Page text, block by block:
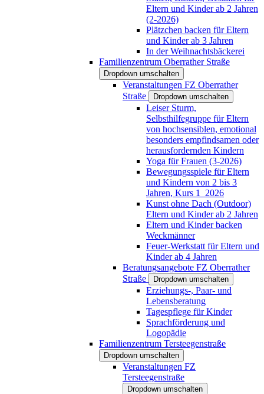
Eltern und Kinder ab 2 Jahren
(2-2026)
Plätzchen backen für Eltern
und Kinder ab 3 Jahren
In der Weihnachtsbäckerei
Familienzentrum Oberrather Straße
Dropdown umschalten
Veranstaltungen FZ Oberrather
Straße
Dropdown umschalten
Leiser Sturm,
Selbsthilfegruppe für Eltern
von hochsensiblen, emotional
besonders empfindsamen oder
herausfordernden Kindern
Yoga für Frauen (3-2026)
Bewegungsspiele für Eltern
und Kindern von 2 bis 3
Jahren, Kurs 1_2026
Kunst ohne Dach (Outdoor)
Eltern und Kinder ab 2 Jahren
Eltern und Kinder backen
Weckmänner
Feuer-Werkstatt für Eltern und
Kinder ab 4 Jahren
Beratungsangebote FZ Oberrather
Straße
Dropdown umschalten
Erziehungs-, Paar- und
Lebensberatung
Tagespflege für Kinder
Sprachförderung und
Logopädie
Familienzentrum Tersteegenstraße
Dropdown umschalten
Veranstaltungen FZ
Tersteegenstraße
Dropdown umschalten